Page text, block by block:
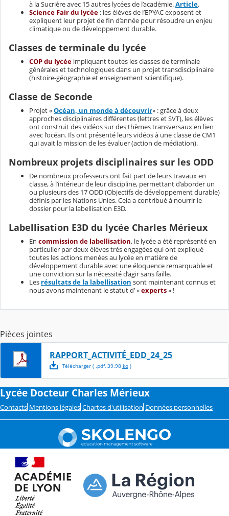
à la Sucrière avec 15 autres lycées de l’académie.Article.
Science Fair du lycée : les élèves de l’EPYAC exposent et
expliquent leur projet de fin d’année pour résoudre un enjeu
climatique ou de développement durable.
Classes de terminale du lycée
COP du lycée impliquant toutes les classes de terminale
générales et technologiques dans un projet transdisciplinaire
(histoire-géographie et enseignement scientifique).
Classe de Seconde
Projet «Océan, un monde à découvrir» : grâce à deux
approches disciplinaires différentes (lettres et SVT), les élèves
ont construit des vidéos sur des thèmes transversaux en lien
avec l’océan. Ils ont présenté leurs vidéos à une classe de CM1
qui avait la mission de les évaluer (action de médiation).
Nombreux projets disciplinaires sur les ODD
De nombreux professeurs ont fait part de leurs travaux en
classe, à l’intérieur de leur discipline, permettant d’aborder un
ou plusieurs des 17 ODD (Objectifs de développement durable)
définis par les Nations Unies. Cela a contribué à nourrir le
dossier pour la labellisation E3D.
Labellisation E3D du lycée Charles Mérieux
En commission de labellisation, le lycée a été représenté en
particulier par deux élèves très engagées qui ont expliqué
toutes les actions menées au lycée en matière de
développement durable avec une éloquence remarquable et
une conviction sur la nécessité d’agir sans faille.
Les résultats de la labellisation sont maintenant connus et
nous avons maintenant le statut d’ «experts» !
Pièces jointes
RAPPORT_ACTIVITÉ_EDD_24_25
Télécharger( .pdf, 39.98 ko)
Lycée Docteur Charles Mérieux
Contacts Mentions légales Chartes d'utilisation Données personnelles